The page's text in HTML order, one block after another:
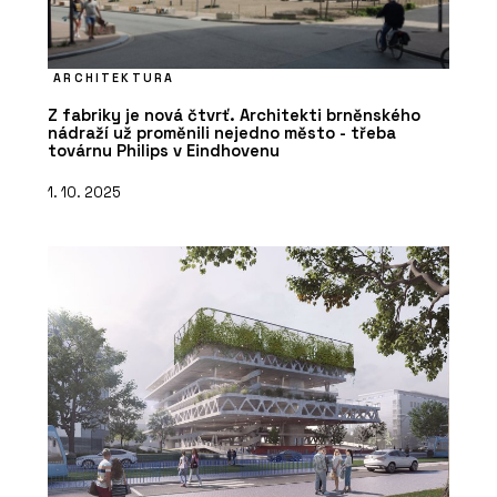
ARCHITEKTURA
Z fabriky je nová čtvrť. Architekti brněnského
nádraží už proměnili nejedno město - třeba
továrnu Philips v Eindhovenu
1. 10. 2025